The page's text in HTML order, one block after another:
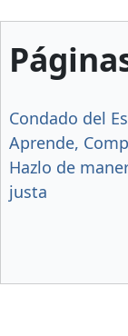
Condado del
Aprende,
Hazlo de
justa